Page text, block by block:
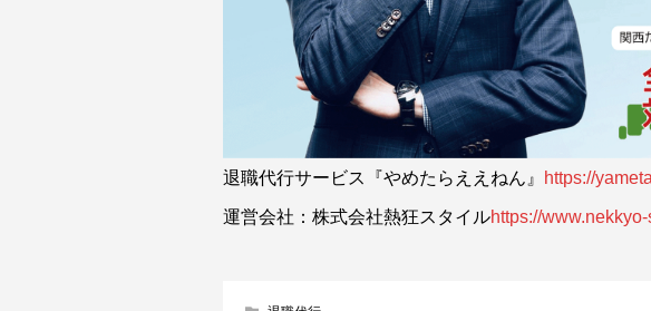
退職代行サービス『やめたらええねん』 https://
運営会社：株式会社熱狂スタイルhttps://